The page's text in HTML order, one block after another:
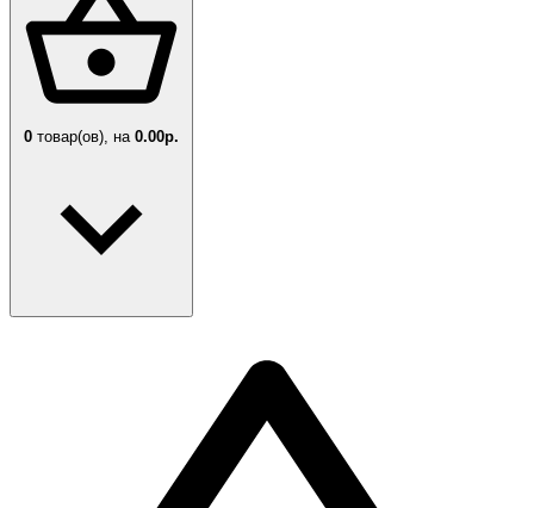
0 товар(ов), на 0.00р.